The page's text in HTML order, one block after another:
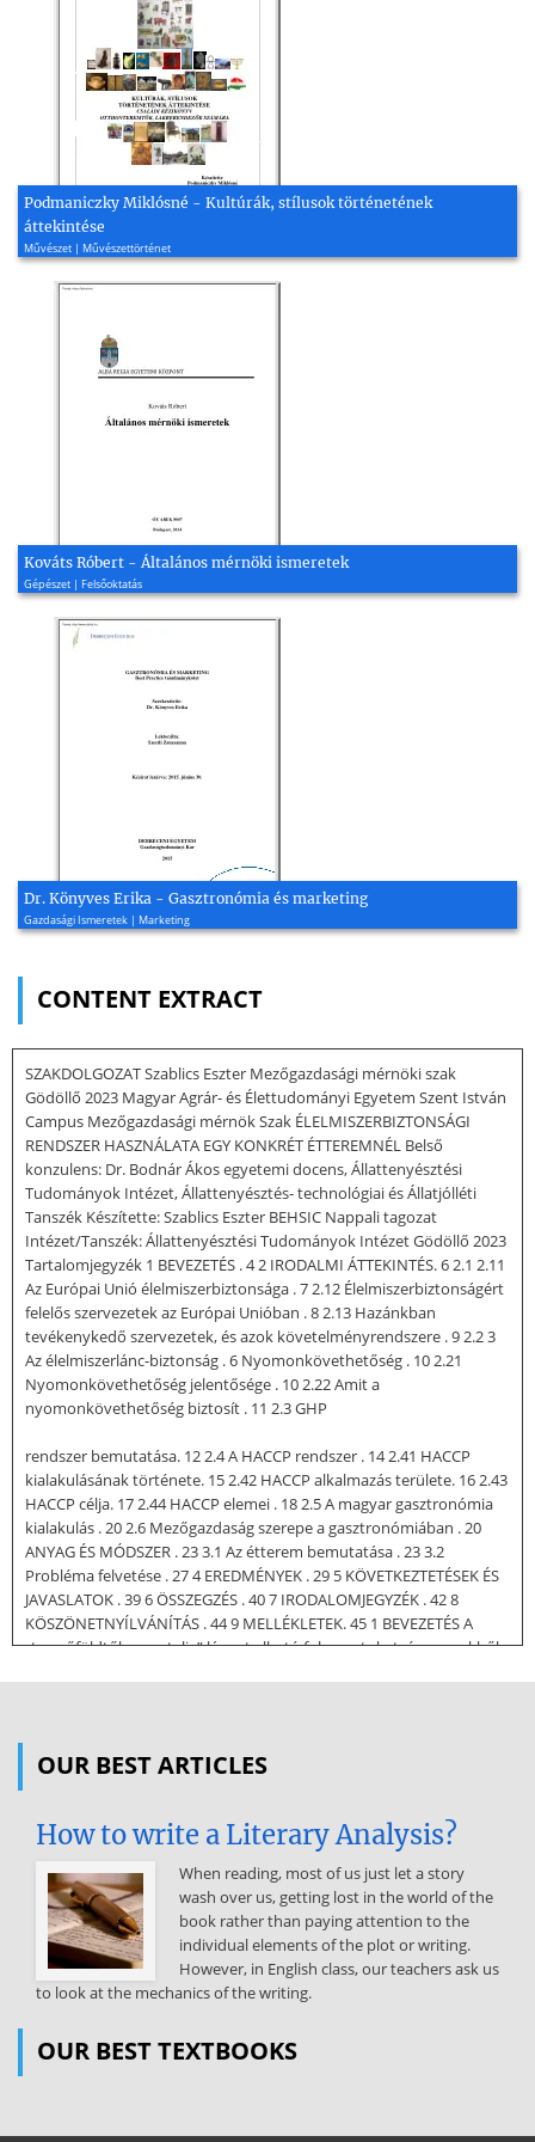
Podmaniczky Miklósné - Kultúrák, stílusok történetének
áttekintése
Művészet | Művészettörténet
Kováts Róbert - Általános mérnöki ismeretek
Gépészet | Felsőoktatás
Dr. Könyves Erika - Gasztronómia és marketing
Gazdasági Ismeretek | Marketing
CONTENT EXTRACT
SZAKDOLGOZAT Szablics Eszter Mezőgazdasági mérnöki szak
Gödöllő 2023 Magyar Agrár- és Élettudományi Egyetem Szent István
Campus Mezőgazdasági mérnök Szak ÉLELMISZERBIZTONSÁGI
RENDSZER HASZNÁLATA EGY KONKRÉT ÉTTEREMNÉL Belső
konzulens: Dr. Bodnár Ákos egyetemi docens, Állattenyésztési
Tudományok Intézet, Állattenyésztés- technológiai és Állatjólléti
Tanszék Készítette: Szablics Eszter BEHSIC Nappali tagozat
Intézet/Tanszék: Állattenyésztési Tudományok Intézet Gödöllő 2023
Tartalomjegyzék 1 BEVEZETÉS . 4 2 IRODALMI ÁTTEKINTÉS. 6 2.1 2.11
Az Európai Unió élelmiszerbiztonsága . 7 2.12 Élelmiszerbiztonságért
felelős szervezetek az Európai Unióban . 8 2.13 Hazánkban
tevékenykedő szervezetek, és azok követelményrendszere . 9 2.2 3
Az élelmiszerlánc-biztonság . 6 Nyomonkövethetőség . 10 2.21
Nyomonkövethetőség jelentősége . 10 2.22 Amit a
nyomonkövethetőség biztosít . 11 2.3 GHP
rendszer bemutatása. 12 2.4 A HACCP rendszer . 14 2.41 HACCP
kialakulásának története. 15 2.42 HACCP alkalmazás területe. 16 2.43
HACCP célja. 17 2.44 HACCP elemei . 18 2.5 A magyar gasztronómia
kialakulás . 20 2.6 Mezőgazdaság szerepe a gasztronómiában . 20
ANYAG ÉS MÓDSZER . 23 3.1 Az étterem bemutatása . 23 3.2
Probléma felvetése . 27 4 EREDMÉNYEK . 29 5 KÖVETKEZTETÉSEK ÉS
JAVASLATOK . 39 6 ÖSSZEGZÉS . 40 7 IRODALOMJEGYZÉK . 42 8
KÖSZÖNETNYÍLVÁNÍTÁS . 44 9 MELLÉKLETEK. 45 1 BEVEZETÉS A
„termőföldtől az asztalig” láncot alkotó folyamatokat, és az ezekből
az egészségünket. Napjainkban az emberek nagyobb
élelmiszerekből táplálkozik, hanem piacról, boltból vásárol vagy
megvásárolt termék semmilyen módon ne veszélyeztesse
egészségét. Az utóbbi időkben pedig megnőtt a fogyasztók
tudatossága és érdeklődése az élelmiszerlánc-biztonság iránt, az
ezzel kapcsolatos botrányok miatt. Számukra veszélyforrást
jelenthet az élelmiszer, mely összetétele alapján, gyorsan romlik,
illetve számos kórokozót, vegyi anyagot, beleértve
elszennyeződött környezetből bekerülő káros anyagokat
OUR BEST ARTICLES
How to write a Literary Analysis?
When reading, most of us just let a story
wash over us, getting lost in the world of the
book rather than paying attention to the
individual elements of the plot or writing.
However, in English class, our teachers ask us
to look at the mechanics of the writing.
OUR BEST TEXTBOOKS